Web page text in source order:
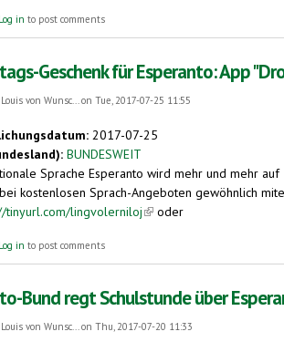
Göttinger Mathematiker Harald Helfgott im Ehrenkomitee
Log in to post comments
Geschenk für Esperanto: App
Louis von Wunsc...on Tue, 2017-07-25 11:55
2017-07-25
BUNDESWEIT
Sprache Esperanto wird mehr und mehr
kostenlosen Sprach-Angeboten gewöhnlich
tinyurl.com/lingvolerniloj(link is external)
oder
Geburtstags-Geschenk für Esperanto: App "Drops" für
Log in to post comments
Bund regt Schulstunde über
Louis von Wunsc...on Thu, 2017-07-20 11:33